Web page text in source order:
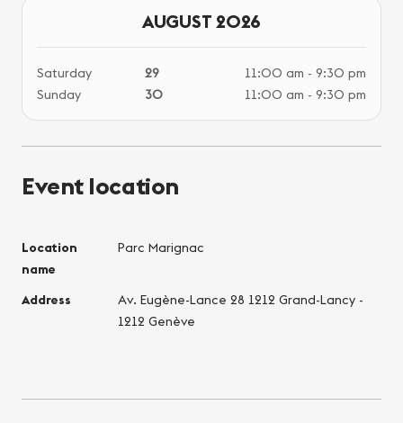
AUGUST 2026
Saturday 29
11:00 am - 9:30 pm
Sunday
30 11:00 am - 9:30 pm
Event location
Location
name
Parc Marignac
Address
Av. Eugène-Lance 28 1212 Grand-Lancy -
1212 Genève